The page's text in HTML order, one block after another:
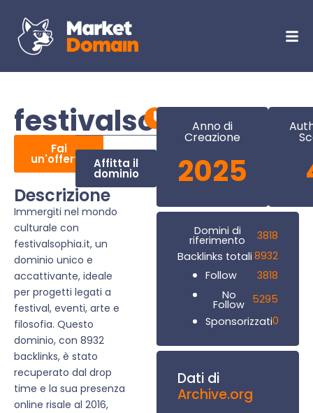
festivalsophia.it
Fai
un'offerta Affitta il
dominio
Descrizione
Immergiti nel mondo
culturale con
festivalsophia.it, un
dominio unico e
accattivante, ideale
per progetti legati a
festival, eventi, arte e
filosofia. Questo
dominio, con 8932
backlinks, è stato
recuperato dal drop
time e la sua presenza
online risale al 2016,
Anno di
Creazione
2025
Domini di
riferimento
3818
Backlinks totali 8932
Follow
3818
No
Follow 5295
Sponsorizzati0
Dati di
Archive.org